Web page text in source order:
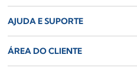
AJUDA E SUPORTE
ÁREA DO CLIENTE